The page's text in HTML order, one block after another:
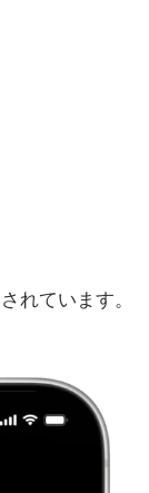
れています。